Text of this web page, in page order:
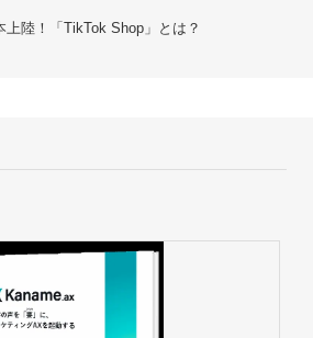
陸！「TikTok Shop」とは？